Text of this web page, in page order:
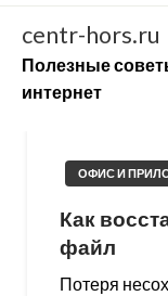
Skip
content
centr-hors.ru
Полезные
интернет
ОФИС И
Как
файл
Потеря